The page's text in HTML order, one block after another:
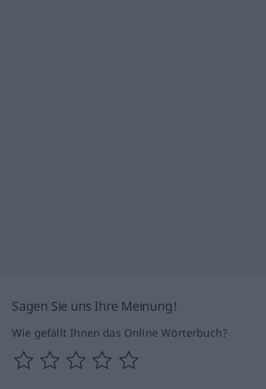
Sagen Sie uns Ihre Meinung!
Wie gefällt Ihnen das Online Wörterbuch?